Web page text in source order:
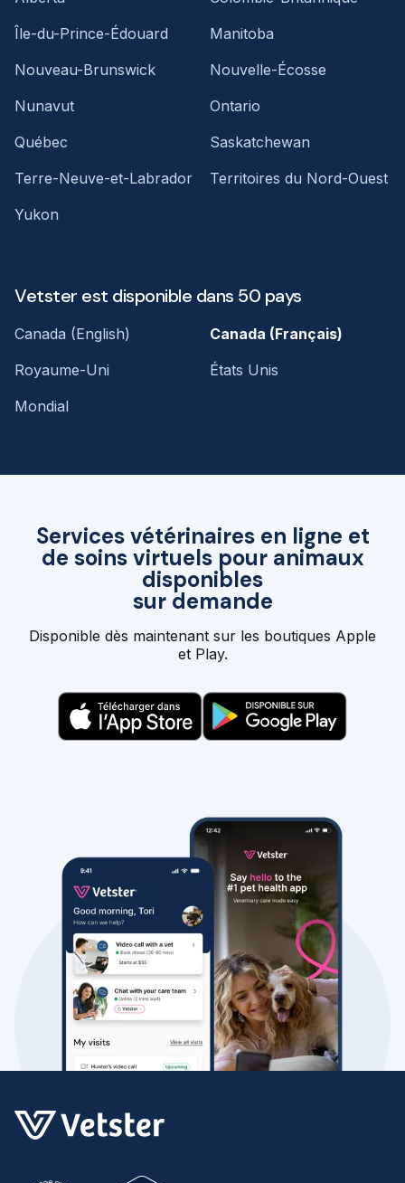
Services vétérinaires en ligne et
de soins virtuels pour animaux
disponibles
sur demande
Disponible dès maintenant sur les boutiques Apple
et Play.
Île-du-Prince-Édouard
Manitoba
Nouveau-Brunswick
Nouvelle-Écosse
Nunavut
Ontario
Québec
Saskatchewan
Terre-Neuve-et-Labrador
Territoires du Nord-Ouest
Yukon
Vetster est disponible dans 50 pays
Canada (English)
Canada (Français)
Royaume-Uni
États Unis
Mondial